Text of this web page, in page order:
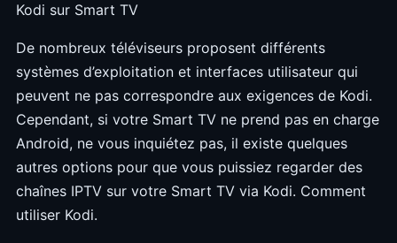
Kodi sur Smart TV
De nombreux téléviseurs proposent différents
systèmes d’exploitation et interfaces utilisateur qui
peuvent ne pas correspondre aux exigences de Kodi.
Cependant, si votre Smart TV ne prend pas en charge
Android, ne vous inquiétez pas, il existe quelques
autres options pour que vous puissiez regarder des
chaînes IPTV sur votre Smart TV via Kodi. Comment
utiliser Kodi.